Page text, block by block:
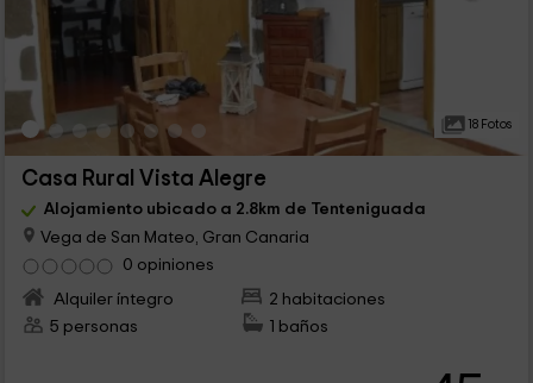
18 Fotos
Casa Rural Vista Alegre
Alojamiento ubicado a 2.8km de Tenteniguada
Vega de San Mateo, Gran Canaria
0 opiniones
Alquiler íntegro
2 habitaciones
5 personas
1 baños